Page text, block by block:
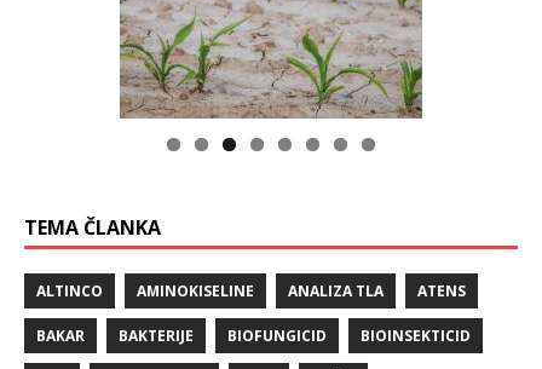
TEMA ČLANKA
ALTINCO AMINOKISELINE ANALIZA TLA ATENS
BAKAR BAKTERIJE BIOFUNGICID BIOINSEKTICID